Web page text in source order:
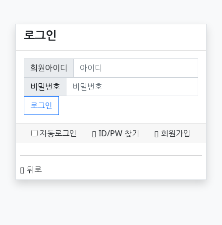
로그인
회원로그인
회원아이디
필수
비밀번호
필수
로그인
자동로그인 ID/PW 찾기 회원가입
뒤로